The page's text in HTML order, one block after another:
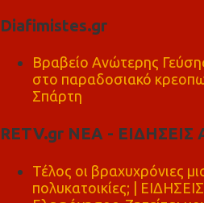
Diafimistes.gr
Βραβείο Ανώτερης
στο παραδοσιακό
Σπάρτη
RETV.gr ΝΕΑ -
Τέλος οι βραχυχρόνιες
πολυκατοικίες; |